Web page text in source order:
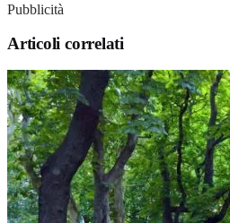
Pubblicità
Articoli correlati